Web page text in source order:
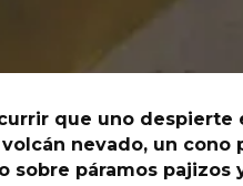
que uno despierte
nevado, un
sobre páramos pajizos